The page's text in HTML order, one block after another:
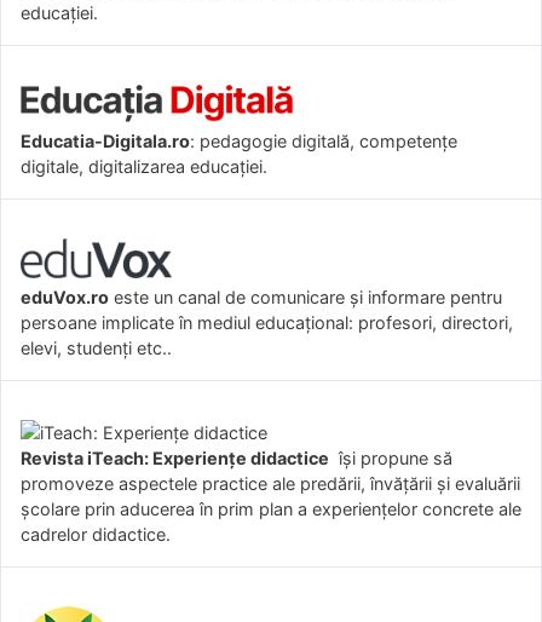
educației.
Educatia-Digitala.ro: pedagogie digitală, competențe
digitale, digitalizarea educației.
eduVox.ro este un canal de comunicare și informare pentru
persoane implicate în mediul educațional: profesori, directori,
elevi, studenți etc..
Revista iTeach: Experienţe didactice îşi propune să
promoveze aspectele practice ale predării, învăţării şi evaluării
şcolare prin aducerea în prim plan a experienţelor concrete ale
cadrelor didactice.